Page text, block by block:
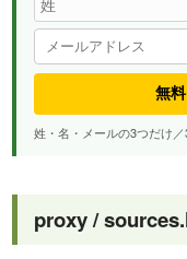
無
姓・名・メールの3つだけ
proxy /